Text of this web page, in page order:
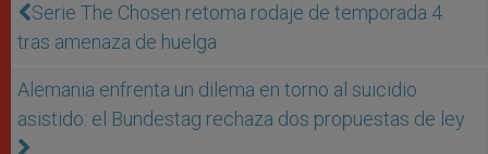
Serie The Chosen retoma rodaje de temporada 4
tras amenaza de huelga
Alemania enfrenta un dilema en torno al suicidio
asistido: el Bundestag rechaza dos propuestas de ley